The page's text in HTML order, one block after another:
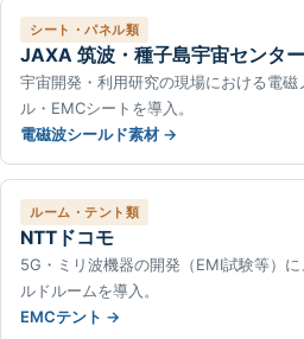
シート・パネル類
JAXA 筑波・種子島宇宙センター
宇宙開発・利用研究の現場における電
ル・EMCシートを導入。
電磁波シールド素材
ルーム・テント類
NTTドコモ
5G・ミリ波機器の開発（EMI試験等）
ルドルームを導入。
EMCテント